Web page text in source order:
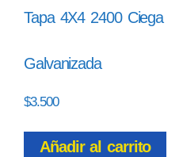
Tapa 4X4 2400 Ciega
Galvanizada
$3.500
Añadir al carrito